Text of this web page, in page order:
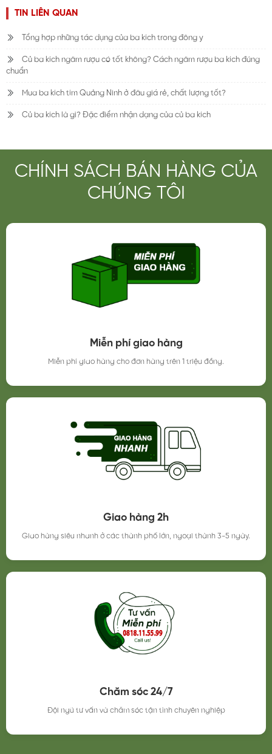
TIN LIÊN QUAN
Tổng hợp những tác dụng của ba kích trong đông y
Củ ba kích ngâm rượu có tốt không? Cách ngâm rượu ba kích đúng
chuẩn
Mua ba kích tím Quảng Ninh ở đâu giá rẻ, chất lượng tốt?
Củ ba kích là gì? Đặc điểm nhận dạng của củ ba kích
CHÍNH SÁCH BÁN HÀNG CỦA
CHÚNG TÔI
Miễn phí giao hàng
Miễn phí giao hàng cho đơn hàng trên 1 triệu đồng.
Giao hàng 2h
Giao hàng siêu nhanh ở các thành phố lớn, ngoại thành 3-5 ngày.
Chăm sóc 24/7
Đội ngũ tư vấn và chăm sóc tận tình chuyên nghiệp